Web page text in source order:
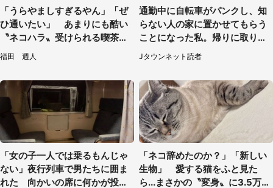
「うらやましすぎるやん」「ぜ
ひ通いたい」 あまりにも酷い
〝ネコハラ〟受けられる喫茶店
に5.3万人驚がく
福田 週人
通勤中に自転車がパンクし、知
らない人の家に置かせてもらう
ことになった私。帰りに取りに
行くと、なんと...（東京都・40
代女性）
Jタウンネット読者
「女の子一人では乗るもんじゃ
ない」夜行列車で男たちに囲ま
れた 向かいの席に何かが投げ
「ネコ辞めたのか？」「新しい
生物」 愛する猫をふと見た
ら...まさかの〝変身〟に3.5万人